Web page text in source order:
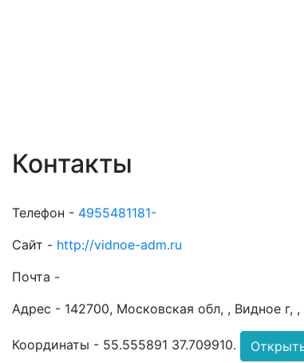
Контакты
Телефон - 4955481181-
Сайт - http://vidnoe-adm.ru
Почта -
Адрес - 142700, Московская обл, , Видное г, ,
Координаты - 55.555891 37.709910.